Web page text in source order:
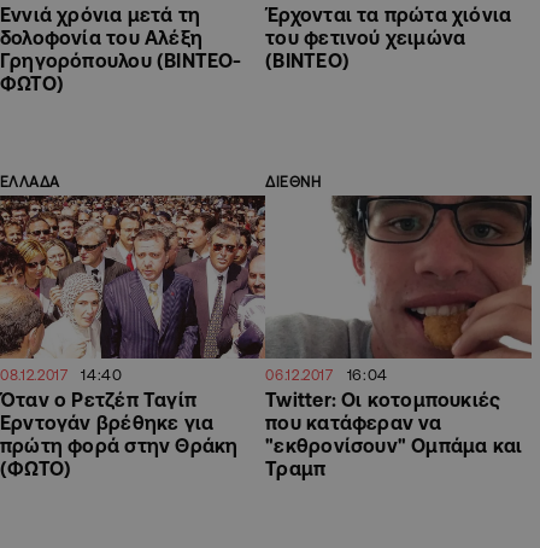
Εννιά χρόνια μετά τη
δολοφονία του Αλέξη
Γρηγορόπουλου (ΒΙΝΤΕΟ-
ΦΩΤΟ)
Έρχονται τα πρώτα χιόνια
του φετινού χειμώνα
(ΒΙΝΤΕΟ)
ΕΛΛΑΔΑ
08.12.2017 14:40
Όταν ο Ρετζέπ Ταγίπ
Ερντογάν βρέθηκε για
πρώτη φορά στην Θράκη
(ΦΩΤΟ)
ΔΙΕΘΝΗ
06.12.2017 16:04
Twitter: Οι κοτομπουκιές
που κατάφεραν να
"εκθρονίσουν" Ομπάμα και
Τραμπ